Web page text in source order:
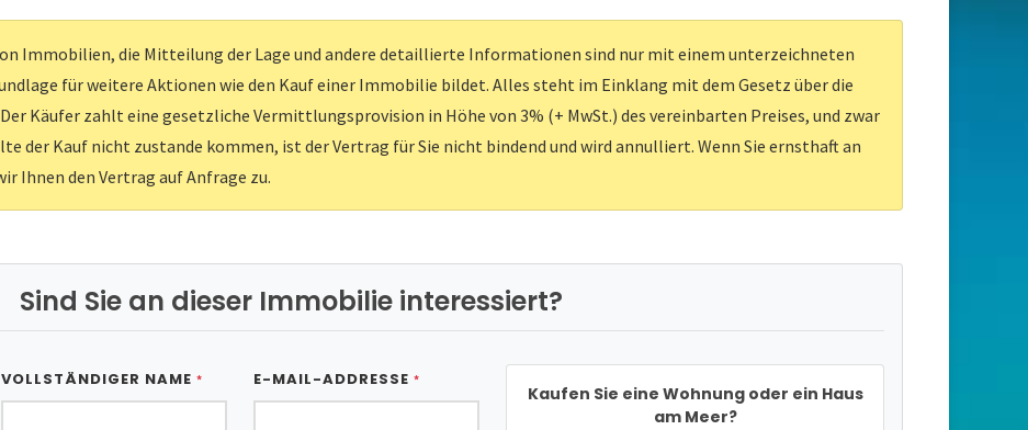
Immobilien, die Mitteilung der Lage und andere detaillierte Informationen sind nur mit einem unterzeichneten
für weitere Aktionen wie den Kauf einer Immobilie bildet. Alles steht im Einklang mit dem Gesetz über die
Käufer zahlt eine gesetzliche Vermittlungsprovision in Höhe von 3% (+ MwSt.) des vereinbarten Preises, und zwar
der Kauf nicht zustande kommen, ist der Vertrag für Sie nicht bindend und wird annulliert. Wenn Sie ernsthaft an
Ihnen den Vertrag auf Anfrage zu.
Sind Sie an dieser Immobilie interessiert?
VOLLSTÄNDIGER NAME * E-MAIL-ADDRESSE *
Kaufen Sie eine Wohnung oder ein Haus
am Meer?